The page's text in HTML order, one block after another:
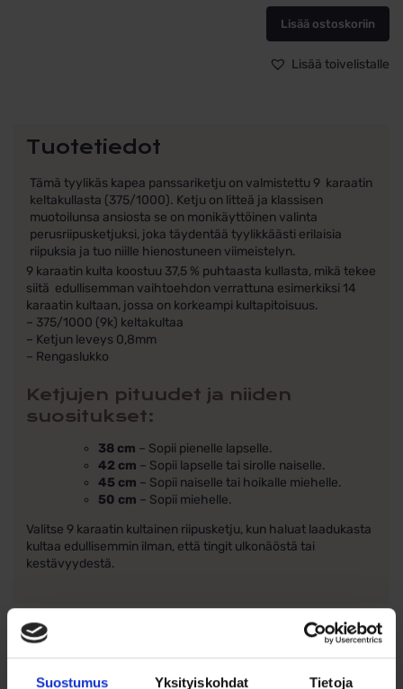
Suostumus Yksityiskohdat Tietoja
riipukseen
0,8mm
9k
kultaa
Lisää ostoskoriin
Lisää toivelistalle
Tuotetiedot
Tämä tyylikäs kapea panssariketju on valmistettu 9 karaatin
keltakullasta (375/1000). Ketju on litteä ja klassisen
muotoilunsa ansiosta se on monikäyttöinen valinta
perusriipusketjuksi, joka täydentää tyylikkäästi erilaisia
riipuksia ja tuo niille hienostuneen viimeistelyn.
9 karaatin kulta koostuu 37,5 % puhtaasta kullasta, mikä tekee
siitä edullisemman vaihtoehdon verrattuna esimerkiksi 14
karaatin kultaan, jossa on korkeampi kultapitoisuus.
– 375/1000 (9k) keltakultaa
– Ketjun leveys 0,8mm
– Rengaslukko
Ketjujen pituudet ja niiden
suositukset:
38 cm – Sopii pienelle lapselle.
42 cm – Sopii lapselle tai sirolle naiselle.
45 cm – Sopii naiselle tai hoikalle miehelle.
50 cm – Sopii miehelle.
Valitse 9 karaatin kultainen riipusketju, kun haluat laadukasta
kultaa edullisemmin ilman, että tingit ulkonäöstä tai
kestävyydestä.